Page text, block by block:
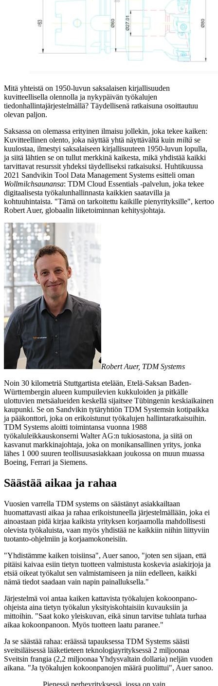
Mitä yhteistä on 1950-luvun saksalaisen kirjallisuuden
kuvitteellisella olennolla ja nykypäivän työkalujen
tiedonhallintajärjestelmällä? Täydellisenä ratkaisuna osoittautuu
olevan paljon.
Saksassa on olemassa erityinen ilmaisu jollekin, joka tekee kaiken:
Kuvitteellinen olento, joka näyttää yhtä näyttävältä kuin miltä se
kuulostaa, ilmestyi saksalaiseen kirjallisuuteen 1950-luvun lopulla,
ja siitä lähtien se on tullut merkkinä kaikesta, mikä yhdistää kaikki
tarvittavat resurssit yhdeksi täydelliseksi ratkaisuksi. Huhtikuussa
2021 Sandvikin Tool Data Management Systems esitteli oman
Wollmilchsaunansa: TDM Cloud Essentials -palvelun, joka tekee
digitaalisesta työkalunhallinnasta kaikkien saatavilla ja
kohtuuhintaista. "Tämä on tarkoitettu kaikille pienyrityksille", kertoo
Robert Auer, globaalin liiketoiminnan kehitysjohtaja.
Robert Auer, TDM Systems
Noin 30 kilometriä Stuttgartista etelään, Etelä-Saksan Baden-
Württembergin alueen kumpuilevien kukkuloiden ja pitkälle
ulottuvien metsäalueiden keskellä sijaitsee Tübingenin keskiaikainen
kaupunki. Se on Sandvikin tytäryhtiön TDM Systemsin kotipaikka
ja pääkonttori, joka on erikoistunut työkalujen hallintaratkaisuihin.
TDM Systems aloitti toimintansa vuonna 1988
työkaluleikkauskonserni Walter AG:n tukiosastona, ja siitä on
kasvanut markkinajohtaja, joka on monikansallinen yritys, jonka
lähes 1 000 suuren teollisuusasiakkaan joukossa on muun muassa
Boeing, Ferrari ja Siemens.
Säästää aikaa ja rahaa
Vuosien varrella TDM systems on säästänyt asiakkailtaan
huomattavasti aikaa ja rahaa erikoistuneella järjestelmällään, joka ei
ainoastaan pidä kirjaa kaikista yrityksen korjaamolla mahdollisesti
olevista työkaluista, vaan myös yhdistää ne kaikkiin niihin liittyviin
tuotanto-ohjelmiin ja korjaamokoneisiin.
"Yhdistämme kaiken toisiinsa", Auer sanoo, "joten sen sijaan, että
pitäisi kaivaa esiin tietyn tuotteen valmistusta koskevia asiakirjoja ja
etsiä oikeat työkalut sen valmistamiseen ja niin edelleen, kaikki
nämä tiedot saadaan vain napin painalluksella."
Järjestelmä voi antaa kaiken kattavista työkalujen kokoonpano-
ohjeista aina tietyn työkalun yksityiskohtaisiin kuvauksiin ja
mittoihin. "Saat koko yleiskuvan, eikä sinun tarvitse tuhlata turhaa
aikaa kokoonpanoon. Myös tuotteen laatu paranee."
Ja se säästää rahaa: eräässä tapauksessa TDM Systems säästi
sveitsiläisessä lääketieteen teknologiayrityksessä 2 miljoonaa
Sveitsin frangia (2,2 miljoonaa Yhdysvaltain dollaria) neljän vuoden
aikana. "Ja työkalujen kokoonpanojen määrä puolittui", Auer sanoo.
Pienessä perheyrityksessä, jossa on vain